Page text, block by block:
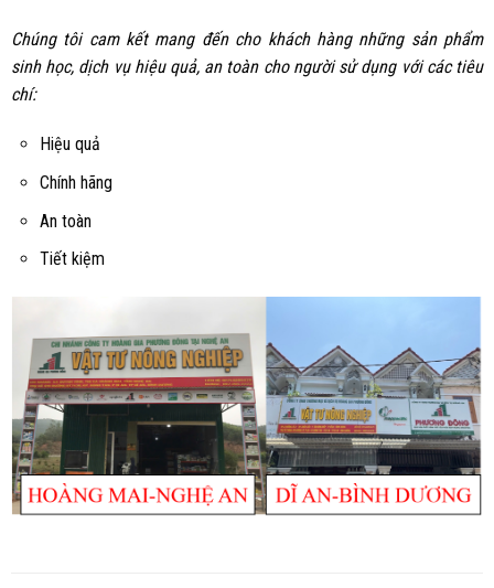
Chúng tôi cam kết mang đến cho khách hàng những sản phẩm
sinh học, dịch vụ hiệu quả, an toàn cho người sử dụng với các tiêu
chí:
Hiệu quả
Chính hãng
An toàn
Tiết kiệm